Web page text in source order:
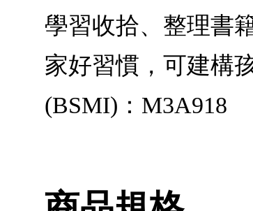
學習收拾、整理書
家好習慣，可建構
(BSMI)：M3A918